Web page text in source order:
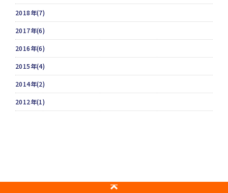
2018年(7)
2017年(6)
2016年(6)
2015年(4)
2014年(2)
2012年(1)